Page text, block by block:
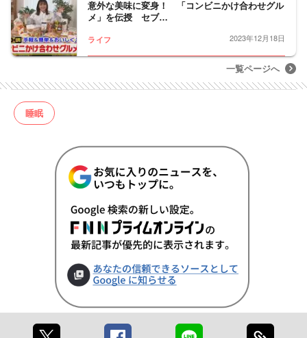
意外な美味に変身！ 「コンビニかけ合わせグル
メ」を伝授 セブ…
ライフ 2023年12月18日
一覧ページへ
睡眠